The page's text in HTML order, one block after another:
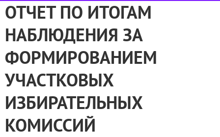
ОТЧЕТ ПО ИТОГАМ
НАБЛЮДЕНИЯ ЗА
ФОРМИРОВАНИЕМ
УЧАСТКОВЫХ
ИЗБИРАТЕЛЬНЫХ
КОМИССИЙ